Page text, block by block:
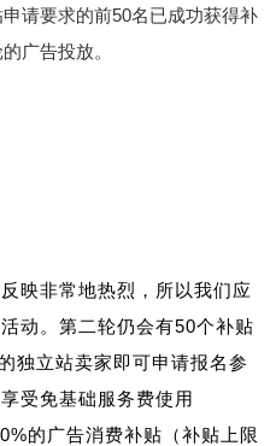
请要求的前50名已成功获得补
广告投放。
映非常地热烈，所以我们应
动。第二轮仍会有50个补贴
独立站卖家即可申请报名参
受免基础服务费使用
的广告消费补贴（补贴上限